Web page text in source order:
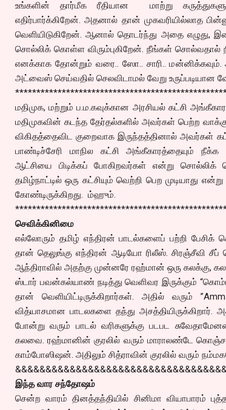
உங்களின் தார்மீக ரீதியான மாற்று
எதிர்பார்க்கிறேன். அதனால் தான் முகவரியில்லாத
வெளியிடுகிறேன். ஆனால் தொடர்ந்து அதை எழுது,
சொல்லிக் கொள்ள விரும்புகிறேன். நீங்கள்
எனக்காக தோன்றும் வரை.. ஸோ.. சாரி..
அட்வைஸ் செய்வதில் செலவிடாமல் வேறு உருப்படியான
மதிமுக, மற்றும் ப.ம.கவுக்கான அரசியல் கட்சி
மதிமுகவின் கடந்த தேர்தல்களில் அவர்கள் பெற்ற
விகிதத்தைவிட குறைவாக இருந்தத்தினால் அவர்கள்
பாண்டிச்சேரி மாநில கட்சி அங்கீகாரத்தையும்
ஆட்சியை பிடிக்கப் போகிறவர்கள் என்று
தமிழ்நாட்டில் ஒரு கட்சியும் வெற்றி பெற முடியாது
கோண்டிருக்கிறது. ம்ஹும்.
செவிக்கினிமை
எல்லோரும் தமிழ் எந்திரன் பாடல்களைப் பற்றி
தான் தெலுங்கு எந்திரன் ஆடியோ ரிலீஸ். சிரஞ்சீவி சீப்
ஆந்திராவில் அதற்கு முன்னரே ரஹ்மான் ஒரு கலக்கு,
ஸ்டார் பவன்கல்யாண் நடித்து வெளிவர இருக்கும்
தான் வெளியிட்டிருக்கிறார்கள். அதில் வரும்
வித்யாசமான பாடலகளை தந்து அசத்தியிருக்கிறார்.
போன்று வரும் பாடல் வரிகளுக்கு படபட
கலவை. ரஹ்மானின் குரலில் வரும் மாராலண்டே
காம்போஸிஷன். அதிலும் சித்ராவின் குரலில் வரும்
இந்த வார சந்தோஷம்
சென்ற வாரம் தினத்தந்தியில் சினிமா வியாபாரம்